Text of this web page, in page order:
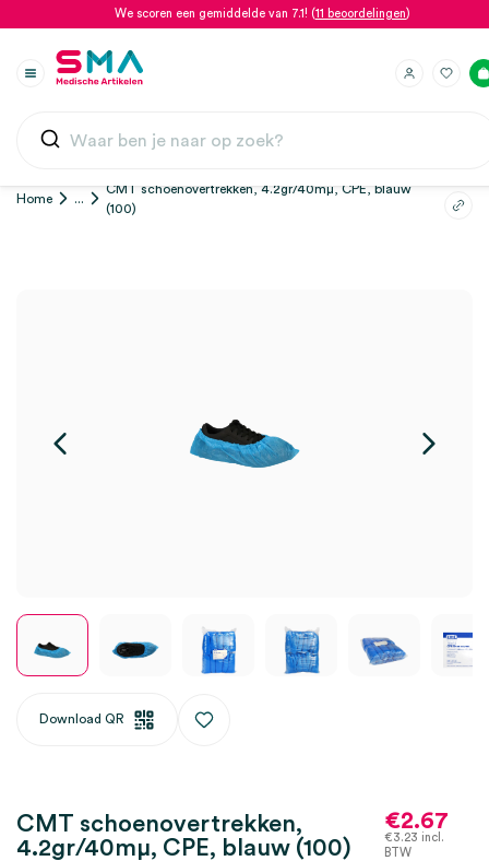
We scoren een gemiddelde van 7.1! (11 beoordelingen)
Home ...
CMT schoenovertrekken, 4.2gr/40mμ, CPE, blauw
(100)
Download QR
CMT schoenovertrekken,
4.2gr/40mμ, CPE, blauw (100)
€2.67
€3.23 incl.
BTW